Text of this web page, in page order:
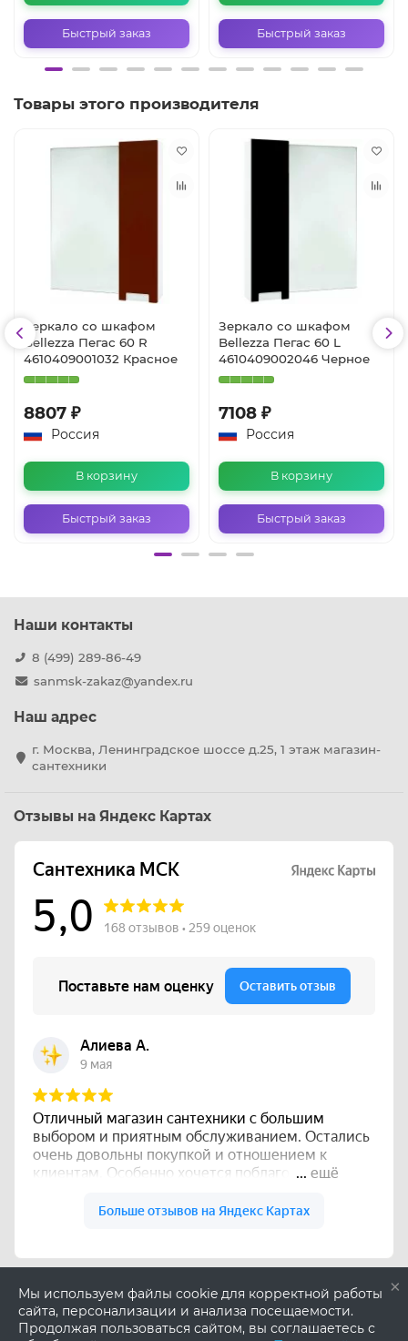
×
Мы используем файлы cookie для корректной работы
сайта, персонализации и анализа посещаемости.
Продолжая пользоваться сайтом, вы соглашаетесь с
Быстрый заказ Быстрый заказ
Товары этого производителя
Зеркало со шкафом
Bellezza Пегас 60 R
4610409001032 Красное
8807 ₽
Россия
В корзину
Быстрый заказ
Зеркало со шкафом
Bellezza Пегас 60 L
4610409002046 Черное
7108 ₽
Россия
В корзину
Быстрый заказ
Наши контакты
8 (499) 289-86-49
sanmsk-zakaz@yandex.ru
Наш адрес
г. Москва, Ленинградское шоссе д.25, 1 этаж магазин-
сантехники
Отзывы на Яндекс Картах